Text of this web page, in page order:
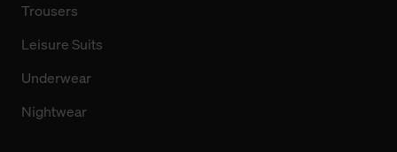
Trousers
Leisure Suits
Underwear
Nightwear